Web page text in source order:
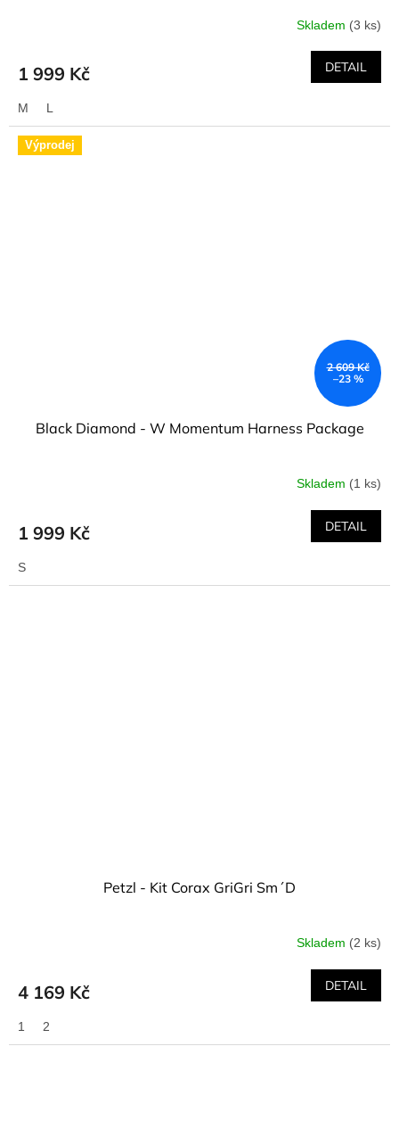
Skladem (3 ks)
1 999 Kč DETAIL
M L
Výprodej
2 609 Kč
–23 %
Black Diamond - W Momentum Harness Package
Skladem (1 ks)
1 999 Kč DETAIL
S
Petzl - Kit Corax GriGri Sm´D
Skladem (2 ks)
4 169 Kč DETAIL
1 2